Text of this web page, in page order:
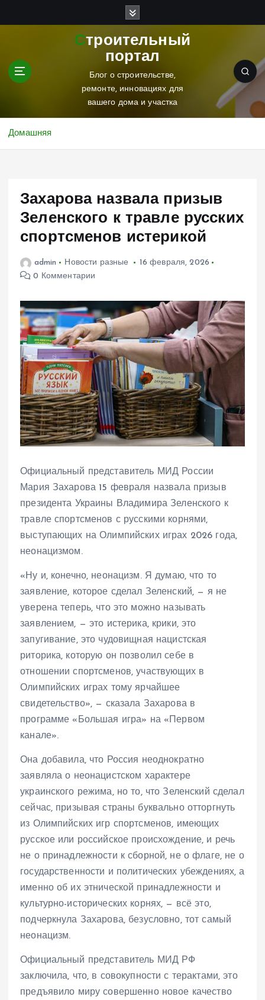
Строительный
портал
Блог о строительстве,
ремонте, инновациях для
вашего дома и участка
Домашняя
Захарова назвала призыв
Зеленского к травле русских
спортсменов истерикой
admin Новости разные
16 февраля, 2026
0 Комментарии
Официальный представитель МИД России
Мария Захарова 15 февраля назвала призыв
президента Украины Владимира Зеленского к
травле спортсменов с русскими корнями,
выступающих на Олимпийских играх 2026 года,
неонацизмом.
«Ну и, конечно, неонацизм. Я думаю, что то
заявление, которое сделал Зеленский, — я не
уверена теперь, что это можно называть
заявлением, — это истерика, крики, это
запугивание, это чудовищная нацистская
риторика, которую он позволил себе в
отношении спортсменов, участвующих в
Олимпийских играх тому ярчайшее
свидетельство», — сказала Захарова в
программе «Большая игра» на «Первом
канале».
Она добавила, что Россия неоднократно
заявляла о неонацистском характере
украинского режима, но то, что Зеленский сделал
сейчас, призывая страны буквально отторгнуть
из Олимпийских игр спортсменов, имеющих
русское или российское происхождение, и речь
не о принадлежности к сборной, не о флаге, не о
государственности и политических убеждениях, а
именно об их этнической принадлежности и
культурно-исторических корнях, — всё это,
подчеркнула Захарова, безусловно, тот самый
неонацизм.
Официальный представитель МИД РФ
заключила, что, в совокупности с терактами, это
предъявило миру совершенно новое качество